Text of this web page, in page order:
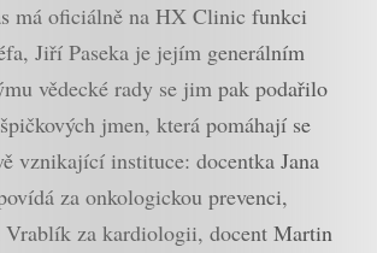
má oficiálně na HX Clinic funkci
Jiří Paseka je jejím generálním
vědecké rady se jim pak podařilo
jmen, která pomáhají se
vznikající instituce: docentka Jana
za onkologickou prevenci,
za kardiologii, docent Martin